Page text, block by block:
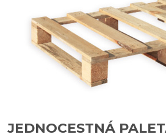
JEDNOCESTNÁ